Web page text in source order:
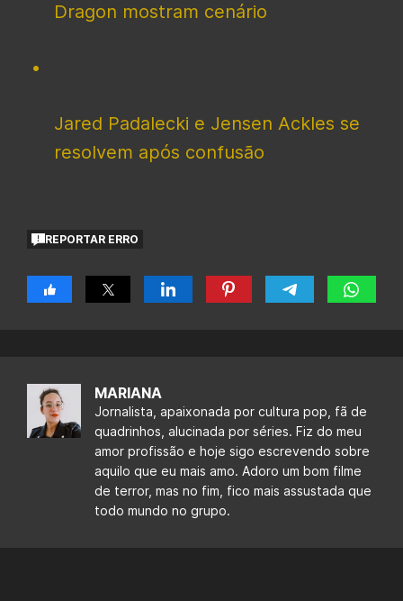
Dragon mostram cenário
Jared Padalecki e Jensen Ackles se
resolvem após confusão
REPORTAR ERRO
MARIANA
Jornalista, apaixonada por cultura pop, fã de
quadrinhos, alucinada por séries. Fiz do meu
amor profissão e hoje sigo escrevendo sobre
aquilo que eu mais amo. Adoro um bom filme
de terror, mas no fim, fico mais assustada que
todo mundo no grupo.